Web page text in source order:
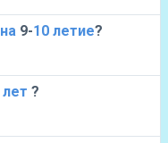
на 9-10 летие?
лет ?